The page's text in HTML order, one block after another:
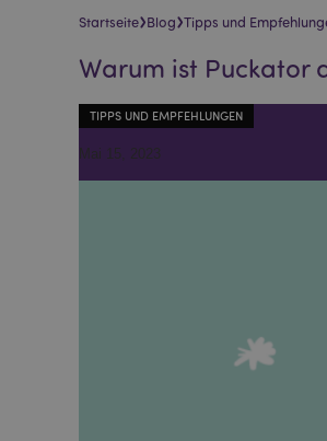
Startseite›Blog›Tipps und
Warum ist Puckator
TIPPS UND EMPFEHLUNGEN
Mai 15, 2023